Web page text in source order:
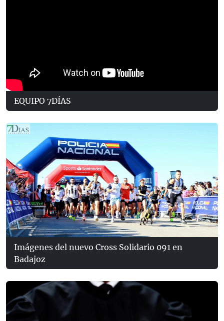
EQUIPO 7DÍAS
Imágenes del nuevo Cross Solidario 091 en
Badajoz